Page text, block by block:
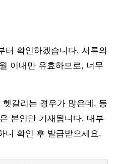
터 확인하겠습니다. 서류의
이내만 유효하므로, 너무
갈리는 경우가 많은데, 등
본인만 기재됩니다. 대부
니 확인 후 발급받으세요.